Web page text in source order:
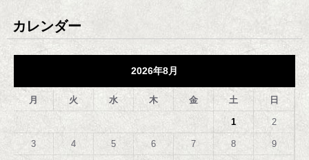
カレンダー
2026年8月
月 火 水 木 金 土 日
1 2
3 4 5 6 7 8 9